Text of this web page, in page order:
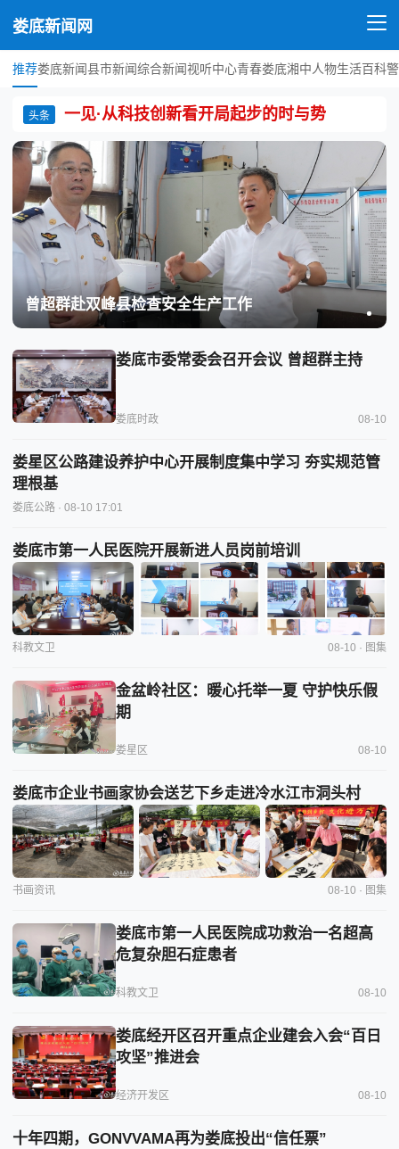
娄底新闻网
推荐娄底新闻县市新闻综合新闻视听中心青春娄底湘中人物生活百科
头条 一见·从科技创新看开局起步的时与势
曾超群赴双峰县检查安全生产工作
娄底市委常委会召开会议 曾超群主持
娄底时政 08-10
娄星区公路建设养护中心开展制度集中学习 夯实规范管
理根基
娄底公路 · 08-10 17:01
娄底市第一人民医院开展新进人员岗前培训
科教文卫 08-10 · 图集
金盆岭社区：暖心托举一夏 守护快乐假
期
娄星区 08-10
娄底市企业书画家协会送艺下乡走进冷水江市洞头村
书画资讯 08-10 · 图集
娄底市第一人民医院成功救治一名超高
危复杂胆石症患者
科教文卫 08-10
娄底经开区召开重点企业建会入会“百日
攻坚”推进会
经济开发区 08-10
十年四期，GONVVAMA再为娄底投出“信任票”